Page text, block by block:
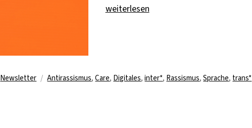
„Toolbox-Newsletter Nr. 6 – SoSe 2020“
weiterlesen
Kategorien
Newsletter Schlagwörter
Antirassismus,Care, Digitales,inter*, Rassismus,Sprache, trans*